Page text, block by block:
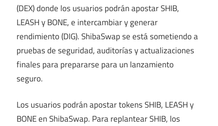
(DEX) donde los usuarios podrán apostar SHIB,
LEASH y BONE, e intercambiar y generar
rendimiento (DIG). ShibaSwap se está sometiendo a
pruebas de seguridad, auditorías y actualizaciones
finales para prepararse para un lanzamiento
seguro.
Los usuarios podrán apostar tokens SHIB, LEASH y
BONE en ShibaSwap. Para replantear SHIB, los